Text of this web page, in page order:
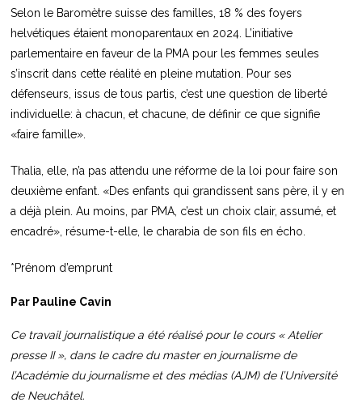
Selon le Baromètre suisse des familles, 18 % des foyers
helvétiques étaient monoparentaux en 2024. L’initiative
parlementaire en faveur de la PMA pour les femmes seules
s’inscrit dans cette réalité en pleine mutation. Pour ses
défenseurs, issus de tous partis, c’est une question de liberté
individuelle: à chacun, et chacune, de définir ce que signifie
«faire famille».
Thalia, elle, n’a pas attendu une réforme de la loi pour faire son
deuxième enfant. «Des enfants qui grandissent sans père, il y en
a déjà plein. Au moins, par PMA, c’est un choix clair, assumé, et
encadré», résume-t-elle, le charabia de son fils en écho.
*Prénom d’emprunt
Par Pauline Cavin
Ce travail journalistique a été réalisé pour le cours « Atelier
presse II », dans le cadre du master en journalisme de
l’Académie du journalisme et des médias (AJM) de l’Université
de Neuchâtel.